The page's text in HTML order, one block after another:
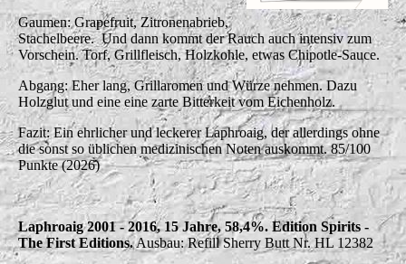
Gaumen: Grapefruit, Zitronenabrieb,
Stachelbeere. Und dann kommt der Rauch auch intensiv zum
Vorschein. Torf, Grillfleisch, Holzkohle, etwas Chipotle-Sauce.
Abgang: Eher lang, Grillaromen und Würze nehmen. Dazu
Holzglut und eine eine zarte Bitterkeit vom Eichenholz.
Fazit: Ein ehrlicher und leckerer Laphroaig, der allerdings ohne
die sonst so üblichen medizinischen Noten auskommt. 85/100
Punkte (2026)
Laphroaig 2001 - 2016, 15 Jahre, 58,4%. Edition Spirits -
The First Editions.Ausbau: Refill Sherry Butt Nr. HL 12382